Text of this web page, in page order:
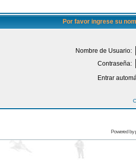
Por favor ingrese su
Nombre de Usuario:
Contraseña:
Entrar
Powered by